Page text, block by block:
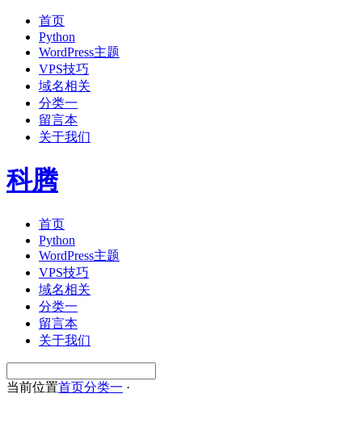
首页
Python
WordPress主题
VPS技巧
域名相关
分类一
留言本
关于我们
科腾
首页
Python
WordPress主题
VPS技巧
域名相关
分类一
留言本
关于我们
当前位置首页分类一 ·